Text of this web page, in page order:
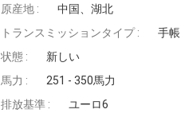
原産地 :
中国、湖北
トランスミッションタイプ :
手帳
状態 :
新しい
馬力 :
251 - 350馬力
排放基準 :
ユーロ6